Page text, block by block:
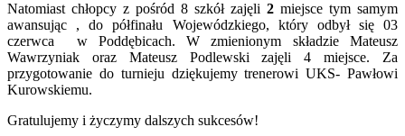
Natomiast chłopcy z pośród 8 szkół zajęli 2 miejsce tym samym
awansując , do półfinału Wojewódzkiego, który odbył się 03
czerwca w Poddębicach. W zmienionym składzie Mateusz
Wawrzyniak oraz Mateusz Podlewski zajęli 4 miejsce. Za
przygotowanie do turnieju dziękujemy trenerowi UKS- Pawłowi
Kurowskiemu.
Gratulujemy i życzymy dalszych sukcesów!